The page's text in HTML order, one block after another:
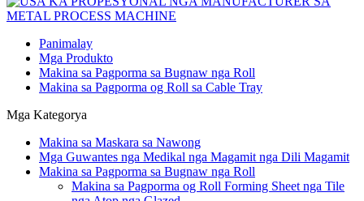
Panimalay
Mga Produkto
Makina sa Pagporma sa Bugnaw nga Roll
Makina sa Pagporma og Roll sa Cable Tray
Mga Kategorya
Makina sa Maskara sa Nawong
Mga Guwantes nga Medikal nga Magamit nga Dili Magamit
Makina sa Pagporma sa Bugnaw nga Roll
Makina sa Pagporma og Roll Forming Sheet nga Tile